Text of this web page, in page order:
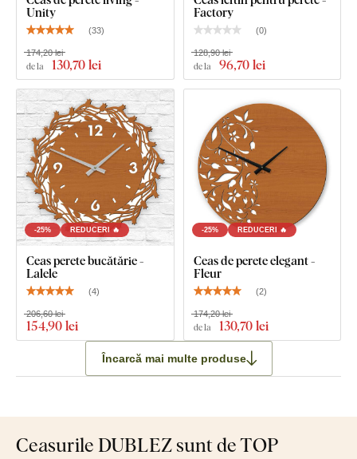
Unity
(33)
de la 130,70 lei
174,20 lei
Factory
(0)
de la 96,70 lei
128,90 lei
-25% REDUCERI 🔥
Ceas perete bucătărie -
Lalele
(4)
154,90 lei
206,60 lei
-25% REDUCERI 🔥
Ceas de perete elegant -
Fleur
(2)
de la 130,70 lei
174,20 lei
Încarcă mai multe produse
Ceasurile DUBLEZ sunt de TOP